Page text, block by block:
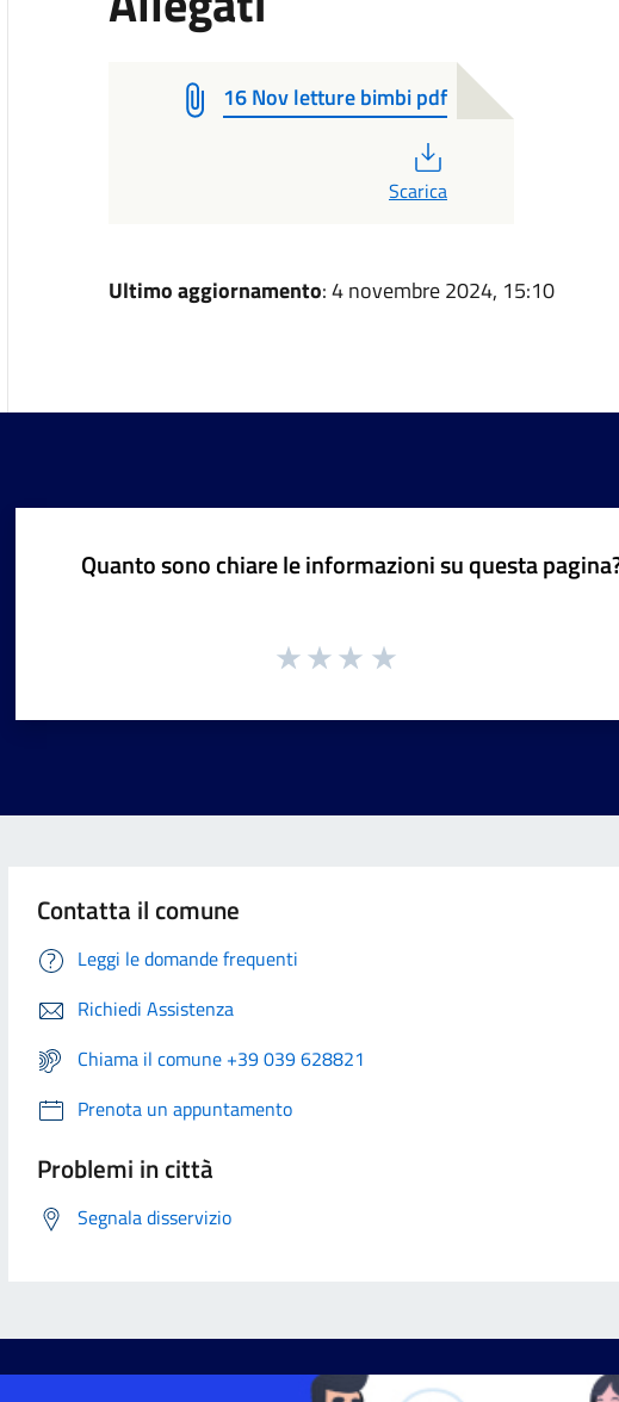
16 Nov letture bimbi pdf
Scarica
Ultimo aggiornamento: 4 novembre 2024, 15:10
Quanto sono chiare le informazioni su questa
Contatta il comune
Leggi le domande frequenti
Richiedi Assistenza
Chiama il comune +39 039 628821
Prenota un appuntamento
Problemi in città
Segnala disservizio